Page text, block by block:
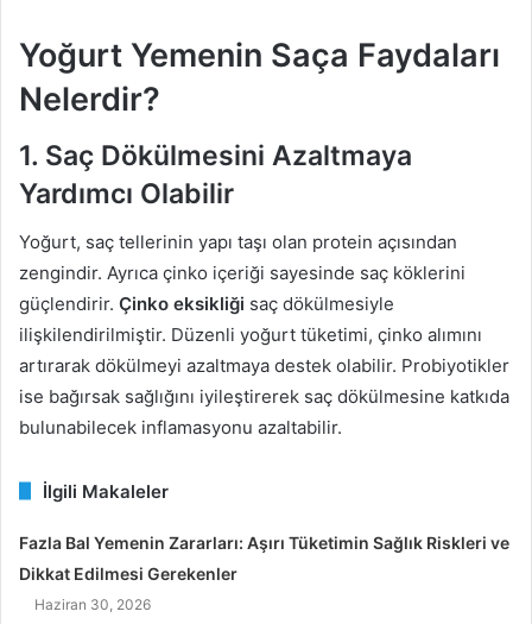
Yoğurt Yemenin Saça Faydaları
Nelerdir?
1. Saç Dökülmesini Azaltmaya
Yardımcı Olabilir
Yoğurt, saç tellerinin yapı taşı olan protein açısından
zengindir. Ayrıca çinko içeriği sayesinde saç köklerini
güçlendirir. Çinko eksikliği saç dökülmesiyle
ilişkilendirilmiştir. Düzenli yoğurt tüketimi, çinko alımını
artırarak dökülmeyi azaltmaya destek olabilir. Probiyotikler
ise bağırsak sağlığını iyileştirerek saç dökülmesine katkıda
bulunabilecek inflamasyonu azaltabilir.
İlgili Makaleler
Fazla Bal Yemenin Zararları: Aşırı Tüketimin Sağlık Riskleri ve
Dikkat Edilmesi Gerekenler
Haziran 30, 2026